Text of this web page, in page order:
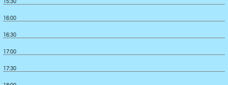
15:30
16:00
16:30
17:00
17:30